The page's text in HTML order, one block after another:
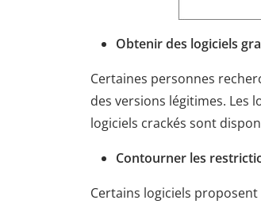
Obtenir des logiciels
Certaines personnes
des versions légitimes. Les
logiciels crackés sont
Contourner les
Certains logiciels